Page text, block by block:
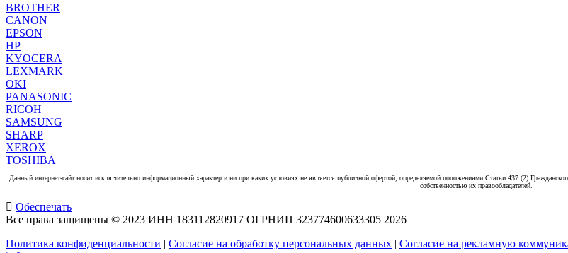
BROTHER
CANON
EPSON
HP
KYOCERA
LEXMARK
OKI
PANASONIC
RICOH
SAMSUNG
SHARP
XEROX
TOSHIBA
Данный интернет-сайт носит исключительно информационный характер и ни при каких условиях не является публичной офертой, определяемой положениями Статьи 437 (2)
собственностью их правообладателей.
Обеспечать
Все права защищены © 2023 ИНН 183112820917 ОГРНИП 323774600633305 2026
Политика конфиденциальности | Согласие на обработку персональных данных | Согласие на рекламную